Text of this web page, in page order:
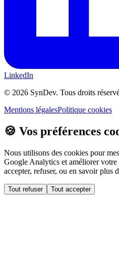
LinkedIn
© 2026 SynDev. Tous droits
Mentions légalesPolitique cookies
🍪 Vos préférences
Nous utilisons des cookies pour
Google Analytics et améliorer
accepter, refuser, ou en savoir plus
Tout refuser Tout accepter